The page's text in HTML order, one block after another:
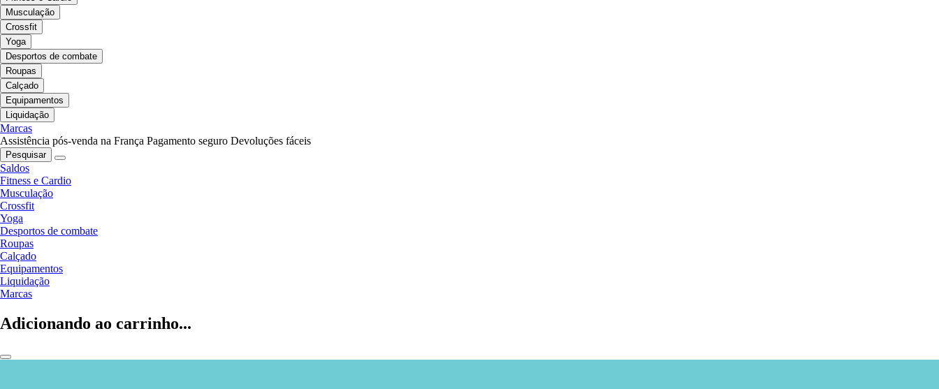
Musculação
Crossfit
Yoga
Desportos de combate
Roupas
Calçado
Equipamentos
Liquidação
Marcas
Assistência pós-venda na França Pagamento seguro Devoluções fáceis
Pesquisar
Saldos
Fitness e Cardio
Musculação
Crossfit
Yoga
Desportos de combate
Roupas
Calçado
Equipamentos
Liquidação
Marcas
Adicionando ao carrinho...